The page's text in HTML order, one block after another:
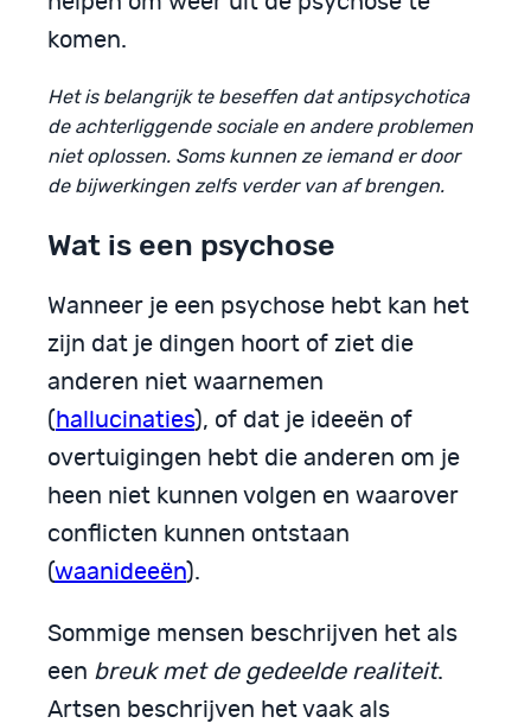
komen.
Het is belangrijk te beseffen dat antipsychotica
de achterliggende sociale en andere problemen
niet oplossen. Soms kunnen ze iemand er door
de bijwerkingen zelfs verder van af brengen.
Wat is een psychose
Wanneer je een psychose hebt kan het
zijn dat je dingen hoort of ziet die
anderen niet waarnemen
( hallucinaties), of dat je ideeën of
overtuigingen hebt die anderen om je
heen niet kunnen volgen en waarover
conflicten kunnen ontstaan
(waanideeën).
Sommige mensen beschrijven het als
een breuk met de gedeelde realiteit.
Artsen beschrijven het vaak als